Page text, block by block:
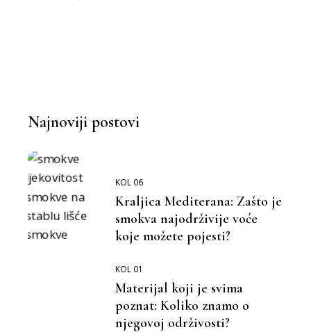
Najnoviji postovi
KOL 06
Kraljica Mediterana: Zašto je
smokva najodrživije voće
koje možete pojesti?
KOL 01
Materijal koji je svima
poznat: Koliko znamo o
njegovoj održivosti?